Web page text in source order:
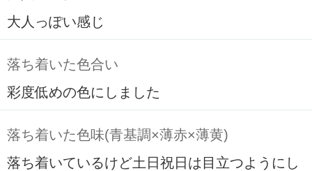
大人っぽい感じ
落ち着いた色合い
彩度低めの色にしました
落ち着いた色味(青基調×薄赤×薄黄)
落ち着いているけど土日祝日は目立つようにし